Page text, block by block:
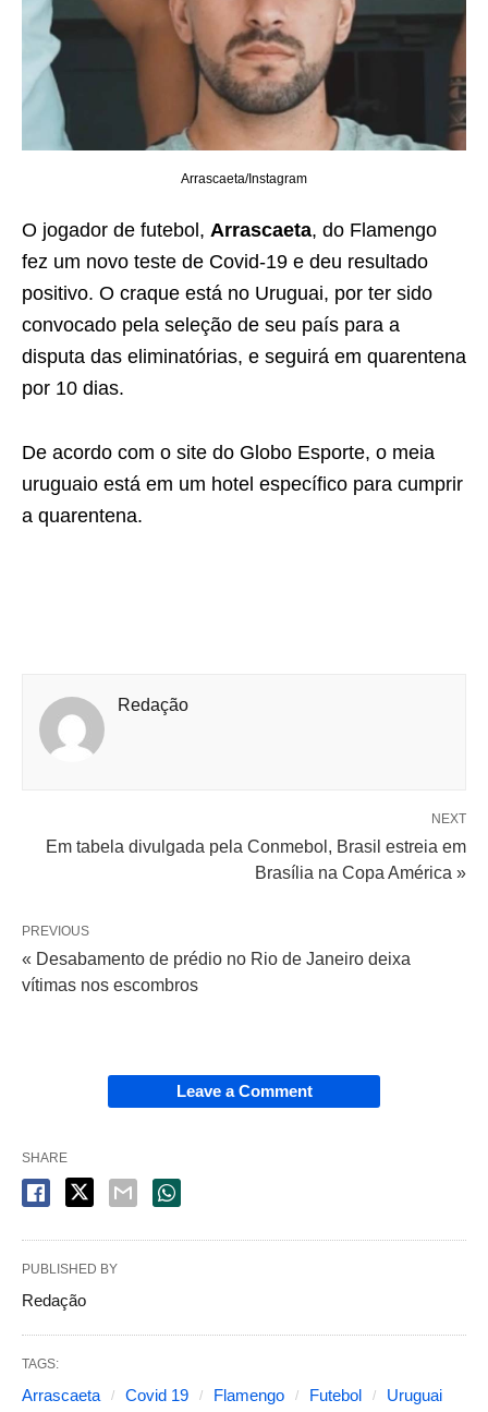
Arrascaeta/Instagram
O jogador de futebol, Arrascaeta, do Flamengo
fez um novo teste de Covid-19 e deu resultado
positivo. O craque está no Uruguai, por ter sido
convocado pela seleção de seu país para a
disputa das eliminatórias, e seguirá em quarentena
por 10 dias.
De acordo com o site do Globo Esporte, o meia
uruguaio está em um hotel específico para cumprir
a quarentena.
Redação
NEXT
Em tabela divulgada pela Conmebol, Brasil estreia em
Brasília na Copa América »
PREVIOUS
« Desabamento de prédio no Rio de Janeiro deixa
vítimas nos escombros
Leave a Comment
SHARE
PUBLISHED BY
Redação
TAGS:
Arrascaeta Covid 19 Flamengo Futebol Uruguai